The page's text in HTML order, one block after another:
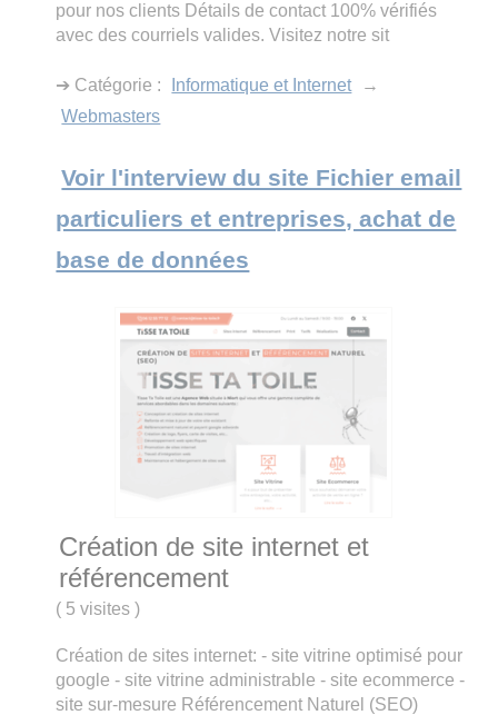
pour nos clients Détails de contact 100% vérifiés
avec des courriels valides. Visitez notre sit
➔ Catégorie : Informatique et Internet
→
Webmasters
Voir l'interview du site Fichier email
particuliers et entreprises, achat de
base de données
Création de site internet et
référencement
( 5 visites)
Création de sites internet: - site vitrine optimisé pour
google - site vitrine administrable - site ecommerce -
site sur-mesure Référencement Naturel (SEO)